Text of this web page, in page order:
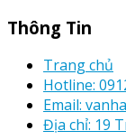
Thông Tin
Trang chủ
Hotline:
Email:
Địa chỉ: 19